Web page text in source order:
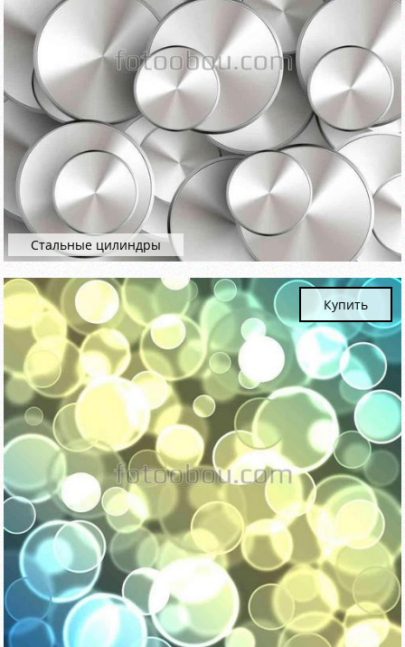
Стальные цилиндры
Купить